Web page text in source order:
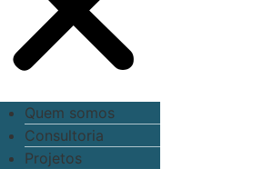
Quem somos
Consultoria
Projetos